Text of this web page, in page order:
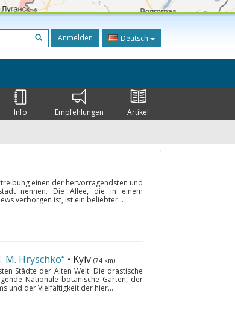
Anmelden Deutsch
Info Empfehlungen Artikel
einen der hervorragendsten und
nennen. Die Allee, die in einem
verborgen ist, ist ein beliebter...
M. Hryschko“ • Kyiv (74 km)
Städte der Alten Welt. Die drastische
Nationale botanische Garten, der
und der Vielfältigkeit der hier...